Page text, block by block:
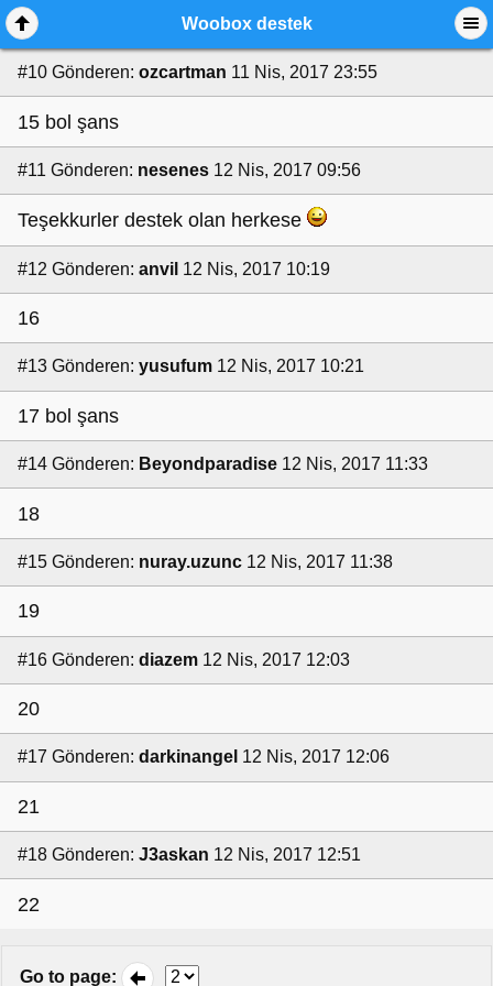
Woobox destek
#10 Gönderen: ozcartman 11 Nis, 2017 23:55
15 bol şans
#11 Gönderen: nesenes 12 Nis, 2017 09:56
Teşekkurler destek olan herkese
#12 Gönderen: anvil 12 Nis, 2017 10:19
16
#13 Gönderen: yusufum 12 Nis, 2017 10:21
17 bol şans
#14 Gönderen: Beyondparadise 12 Nis, 2017 11:33
18
#15 Gönderen: nuray.uzunc 12 Nis, 2017 11:38
19
#16 Gönderen: diazem 12 Nis, 2017 12:03
20
#17 Gönderen: darkinangel 12 Nis, 2017 12:06
21
#18 Gönderen: J3askan 12 Nis, 2017 12:51
22
Go to page: